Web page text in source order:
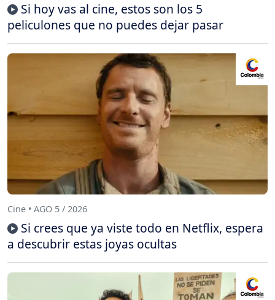
Si hoy vas al cine, estos son los 5
peliculones que no puedes dejar pasar
Cine • AGO 5 / 2026
Si crees que ya viste todo en Netflix, espera
a descubrir estas joyas ocultas